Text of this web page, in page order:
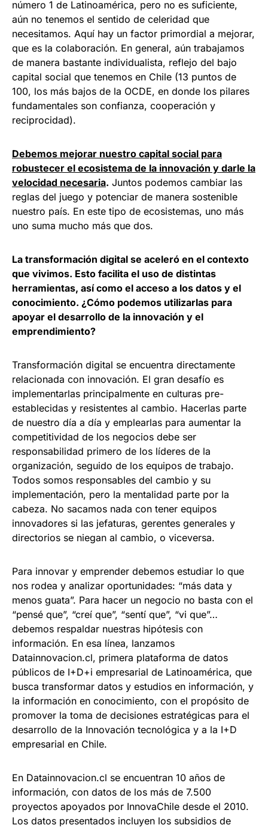
número 1 de Latinoamérica, pero no es suficiente,
aún no tenemos el sentido de celeridad que
necesitamos. Aquí hay un factor primordial a mejorar,
que es la colaboración. En general, aún trabajamos
de manera bastante individualista, reflejo del bajo
capital social que tenemos en Chile (13 puntos de
100, los más bajos de la OCDE, en donde los pilares
fundamentales son confianza, cooperación y
reciprocidad).
Debemos mejorar nuestro capital social para
robustecer el ecosistema de la innovación y darle la
velocidad necesaria. Juntos podemos cambiar las
reglas del juego y potenciar de manera sostenible
nuestro país. En este tipo de ecosistemas, uno más
uno suma mucho más que dos.
La transformación digital se aceleró en el contexto
que vivimos. Esto facilita el uso de distintas
herramientas, así como el acceso a los datos y el
conocimiento. ¿Cómo podemos utilizarlas para
apoyar el desarrollo de la innovación y el
emprendimiento?
Transformación digital se encuentra directamente
relacionada con innovación. El gran desafío es
implementarlas principalmente en culturas pre-
establecidas y resistentes al cambio. Hacerlas parte
de nuestro día a día y emplearlas para aumentar la
competitividad de los negocios debe ser
responsabilidad primero de los líderes de la
organización, seguido de los equipos de trabajo.
Todos somos responsables del cambio y su
implementación, pero la mentalidad parte por la
cabeza. No sacamos nada con tener equipos
innovadores si las jefaturas, gerentes generales y
directorios se niegan al cambio, o viceversa.
Para innovar y emprender debemos estudiar lo que
nos rodea y analizar oportunidades: “más data y
menos guata”. Para hacer un negocio no basta con el
“pensé que”, “creí que”, “sentí que”, “vi que”…
debemos respaldar nuestras hipótesis con
información. En esa línea, lanzamos
Datainnovacion.cl, primera plataforma de datos
públicos de I+D+i empresarial de Latinoamérica, que
busca transformar datos y estudios en información, y
la información en conocimiento, con el propósito de
promover la toma de decisiones estratégicas para el
desarrollo de la Innovación tecnológica y a la I+D
empresarial en Chile.
En Datainnovacion.cl se encuentran 10 años de
información, con datos de los más de 7.500
proyectos apoyados por InnovaChile desde el 2010.
Los datos presentados incluyen los subsidios de